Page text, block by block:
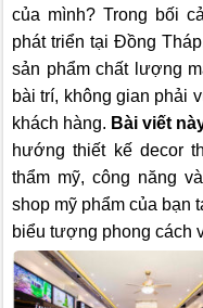
của mình? Trong bối
phát triển tại Đồng
sản phẩm chất lượng
bài trí, không gian phải
khách hàng. Bài viết
hướng thiết kế decor
thẩm mỹ, công năng
shop mỹ phẩm của bạn
biểu tượng phong cách